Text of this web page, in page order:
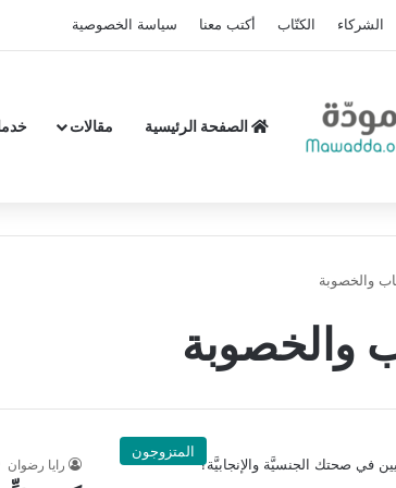
الشركاء الكتّاب أكتب معنا سياسة الخصوصية
الصفحة الرئيسية مقالات
والخصوبة
والخصوبة
المتزوجون
رايا رضوان